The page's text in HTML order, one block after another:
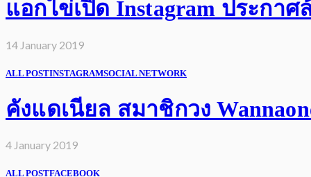
แอกไข่เปิด Instagram ประกาศ
14 January 2019
ALL POSTINSTAGRAMSOCIAL NETWORK
คังแดเนียล สมาชิกวง
4 January 2019
ALL POSTFACEBOOK